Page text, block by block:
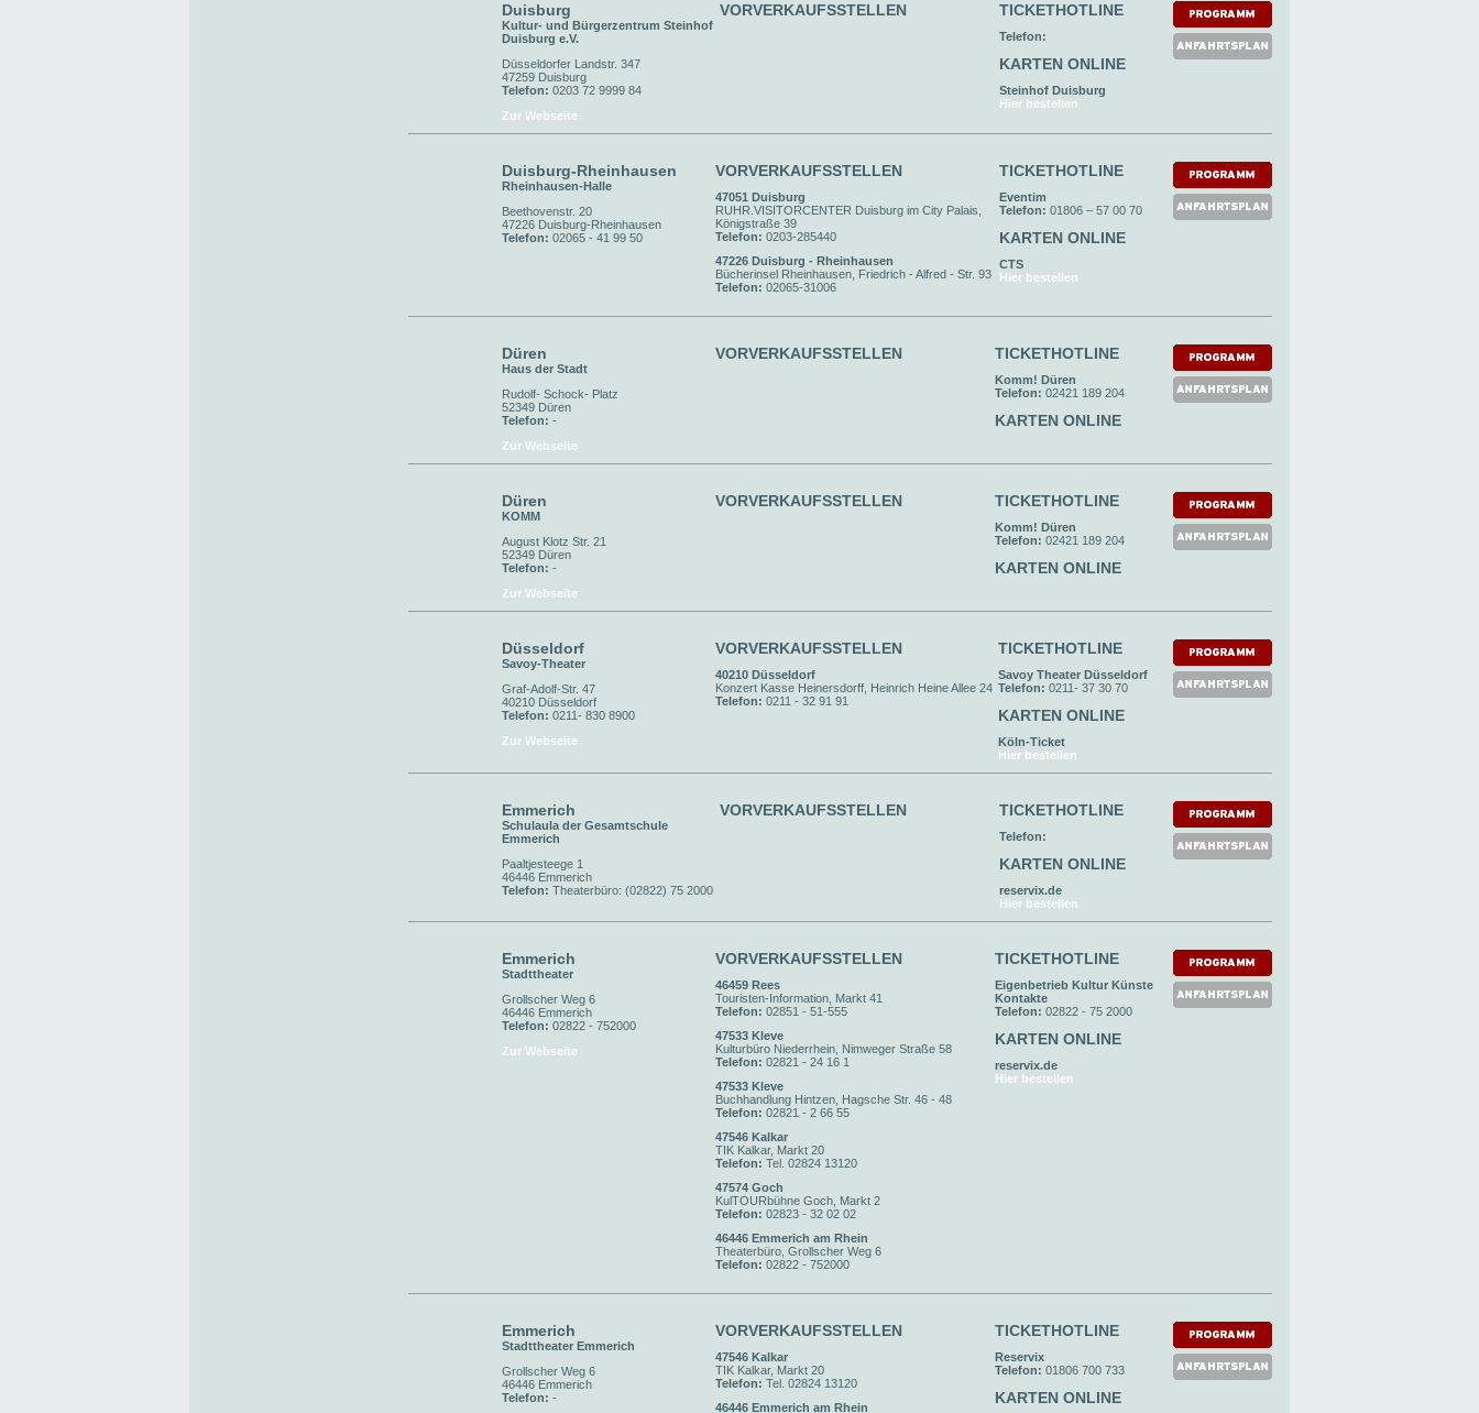
Duisburg
Kultur- und Bürgerzentrum Steinhof
Duisburg e.V.
Düsseldorfer Landstr. 347
47259 Duisburg
Telefon: 0203 72 9999 84
Zur Webseite
VORVERKAUFSSTELLEN TICKETHOTLINE
Telefon:
KARTEN ONLINE
Steinhof Duisburg
Hier bestellen
Duisburg-Rheinhausen
Rheinhausen-Halle
Beethovenstr. 20
47226 Duisburg-Rheinhausen
Telefon: 02065 - 41 99 50
VORVERKAUFSSTELLEN
47051 Duisburg
RUHR.VISITORCENTER Duisburg im City Palais,
Königstraße 39
Telefon: 0203-285440
47226 Duisburg - Rheinhausen
Bücherinsel Rheinhausen, Friedrich - Alfred - Str. 93
Telefon: 02065-31006
TICKETHOTLINE
Eventim
Telefon: 01806 – 57 00 70
KARTEN ONLINE
CTS
Hier bestellen
Düren
Haus der Stadt
Rudolf- Schock- Platz
52349 Düren
Telefon: -
Zur Webseite
VORVERKAUFSSTELLEN TICKETHOTLINE
Komm! Düren
Telefon: 02421 189 204
KARTEN ONLINE
Düren
KOMM
August Klotz Str. 21
52349 Düren
Telefon: -
Zur Webseite
VORVERKAUFSSTELLEN TICKETHOTLINE
Komm! Düren
Telefon: 02421 189 204
KARTEN ONLINE
Düsseldorf
Savoy-Theater
Graf-Adolf-Str. 47
40210 Düsseldorf
Telefon: 0211- 830 8900
Zur Webseite
VORVERKAUFSSTELLEN
40210 Düsseldorf
Konzert Kasse Heinersdorff, Heinrich Heine Allee 24
Telefon: 0211 - 32 91 91
TICKETHOTLINE
Savoy Theater Düsseldorf
Telefon: 0211- 37 30 70
KARTEN ONLINE
Köln-Ticket
Hier bestellen
Emmerich
Schulaula der Gesamtschule
Emmerich
Paaltjesteege 1
46446 Emmerich
Telefon: Theaterbüro: (02822) 75 2000
VORVERKAUFSSTELLEN TICKETHOTLINE
Telefon:
KARTEN ONLINE
reservix.de
Hier bestellen
Emmerich
Stadttheater
Grollscher Weg 6
46446 Emmerich
Telefon: 02822 - 752000
Zur Webseite
VORVERKAUFSSTELLEN
46459 Rees
Touristen-Information, Markt 41
Telefon: 02851 - 51-555
47533 Kleve
Kulturbüro Niederrhein, Nimweger Straße 58
Telefon: 02821 - 24 16 1
47533 Kleve
Buchhandlung Hintzen, Hagsche Str. 46 - 48
Telefon: 02821 - 2 66 55
47546 Kalkar
TIK Kalkar, Markt 20
Telefon: Tel. 02824 13120
47574 Goch
KulTOURbühne Goch, Markt 2
Telefon: 02823 - 32 02 02
46446 Emmerich am Rhein
Theaterbüro, Grollscher Weg 6
Telefon: 02822 - 752000
TICKETHOTLINE
Eigenbetrieb Kultur Künste
Kontakte
Telefon: 02822 - 75 2000
KARTEN ONLINE
reservix.de
Hier bestellen
Emmerich
Stadttheater Emmerich
Grollscher Weg 6
46446 Emmerich
Telefon: -
VORVERKAUFSSTELLEN
47546 Kalkar
TIK Kalkar, Markt 20
Telefon: Tel. 02824 13120
46446 Emmerich am Rhein
TICKETHOTLINE
Reservix
Telefon: 01806 700 733
KARTEN ONLINE